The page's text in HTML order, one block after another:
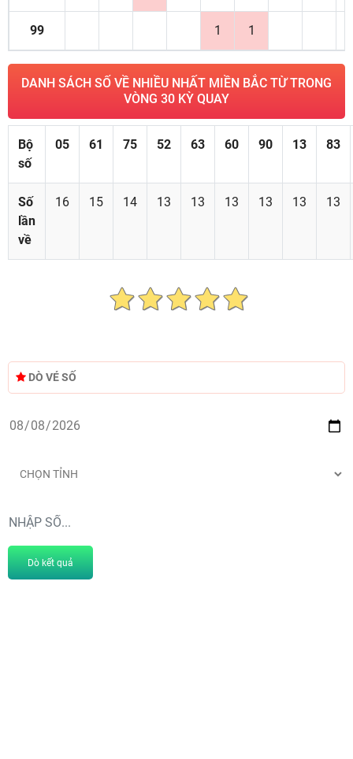
DÒ VÉ SỐ
Dò kết quả
99 1 1
DANH SÁCH SỐ VỀ NHIỀU NHẤT MIỀN BẮC TỪ TRONG
VÒNG 30 KỲ QUAY
Bộ
số
05 61 75 52 63 60 90 13 83
Số
lần
về
16 15 14 13 13 13 13 13 13